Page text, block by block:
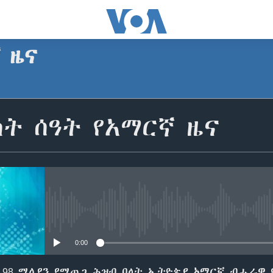
ዜና
ሰዓት የአማርኛ ዜና
0:00